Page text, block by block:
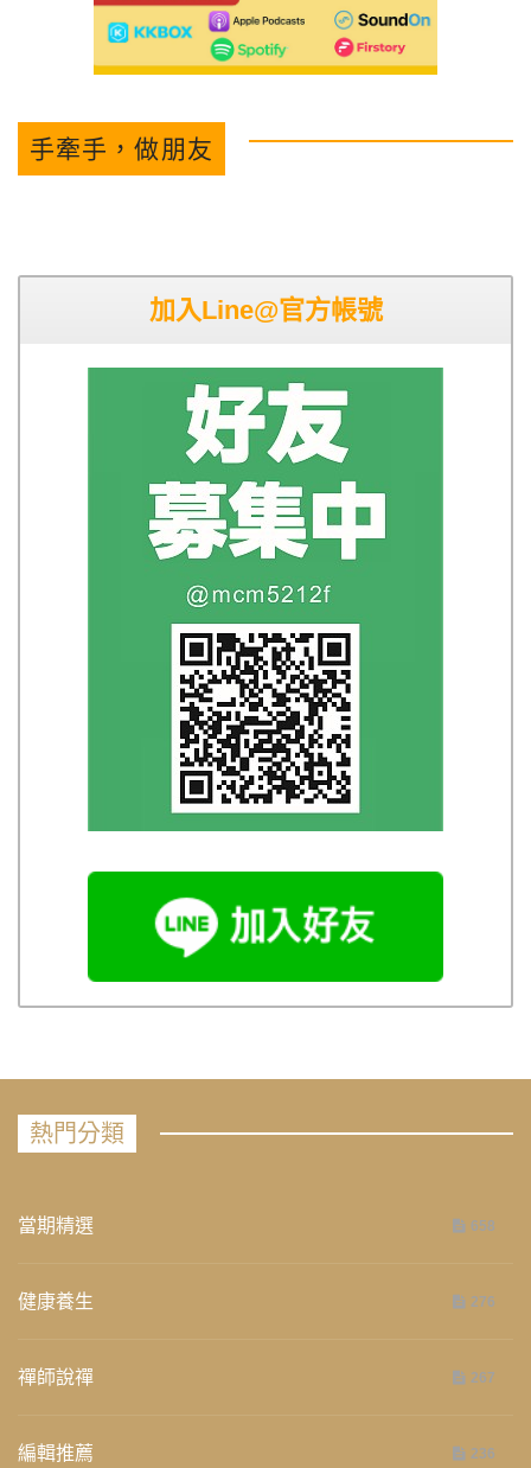
手牽手，做朋友
加入Line@官方帳號
熱門分類
當期精選 658
健康養生 276
禪師說禪 267
編輯推薦 236